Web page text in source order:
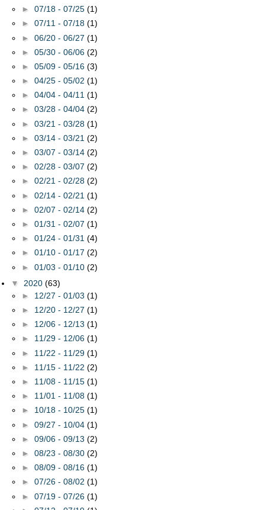
► 07/18 - 07/25 (1)
► 07/11 - 07/18 (1)
► 06/20 - 06/27 (1)
► 05/30 - 06/06 (2)
► 05/09 - 05/16 (3)
► 04/25 - 05/02 (1)
► 04/04 - 04/11 (1)
► 03/28 - 04/04 (2)
► 03/21 - 03/28 (1)
► 03/14 - 03/21 (2)
► 03/07 - 03/14 (2)
► 02/28 - 03/07 (2)
► 02/21 - 02/28 (2)
► 02/14 - 02/21 (1)
► 02/07 - 02/14 (2)
► 01/31 - 02/07 (1)
► 01/24 - 01/31 (4)
► 01/10 - 01/17 (2)
► 01/03 - 01/10 (2)
▼ 2020 (63)
► 12/27 - 01/03 (1)
► 12/20 - 12/27 (1)
► 12/06 - 12/13 (1)
► 11/29 - 12/06 (1)
► 11/22 - 11/29 (1)
► 11/15 - 11/22 (2)
► 11/08 - 11/15 (1)
► 11/01 - 11/08 (1)
► 10/18 - 10/25 (1)
► 09/27 - 10/04 (1)
► 09/06 - 09/13 (2)
► 08/23 - 08/30 (2)
► 08/09 - 08/16 (1)
► 07/26 - 08/02 (1)
► 07/19 - 07/26 (1)